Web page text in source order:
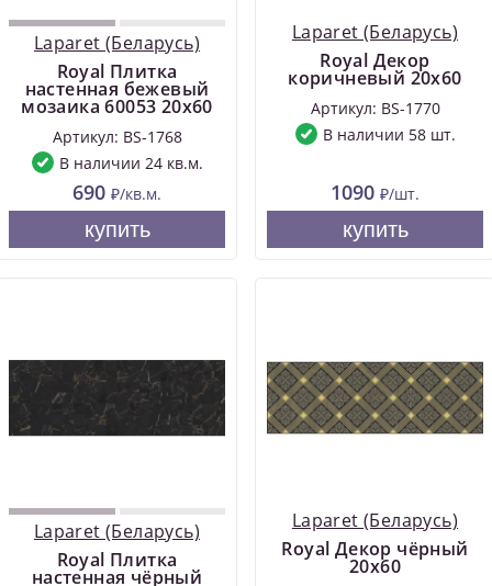
Laparet (Беларусь)
Royal Плитка
настенная бежевый
мозаика 60053 20х60
Артикул: BS-1768
В наличии 24 кв.м.
690 ₽/кв.м.
купить
Laparet (Беларусь)
Royal Декор
коричневый 20х60
Артикул: BS-1770
В наличии 58 шт.
1090 ₽/шт.
купить
Laparet (Беларусь)
Royal Плитка
настенная чёрный
Laparet (Беларусь)
Royal Декор чёрный
20х60